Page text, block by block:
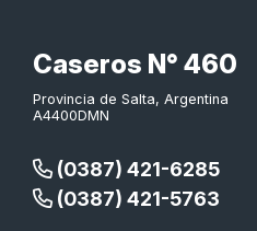
Caseros N° 460
Provincia de Salta, Argentina
A4400DMN
(0387) 421-6285
(0387) 421-5763